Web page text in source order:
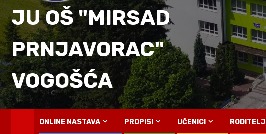
JU OŠ "MIRSAD
PRNJAVORAC"
VOGOŠĆA
ONLINE NASTAVA PROPISI UČENICI RODITELJI